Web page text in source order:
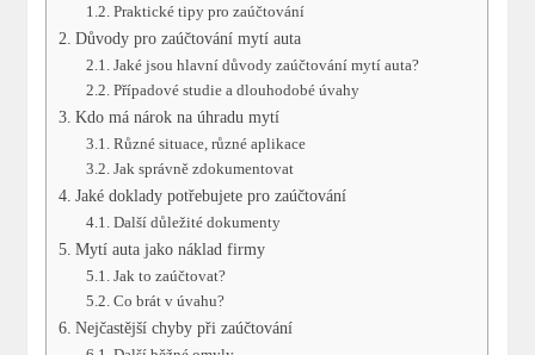
Praktické tipy pro zaúčtování
Důvody pro zaúčtování mytí auta
Jaké jsou hlavní důvody zaúčtování mytí auta?
Případové studie a dlouhodobé úvahy
Kdo má nárok na úhradu mytí
Různé situace, různé aplikace
Jak správně zdokumentovat
Jaké doklady potřebujete pro zaúčtování
Další důležité dokumenty
Mytí auta jako náklad firmy
Jak to zaúčtovat?
Co brát v úvahu?
Nejčastější chyby při zaúčtování